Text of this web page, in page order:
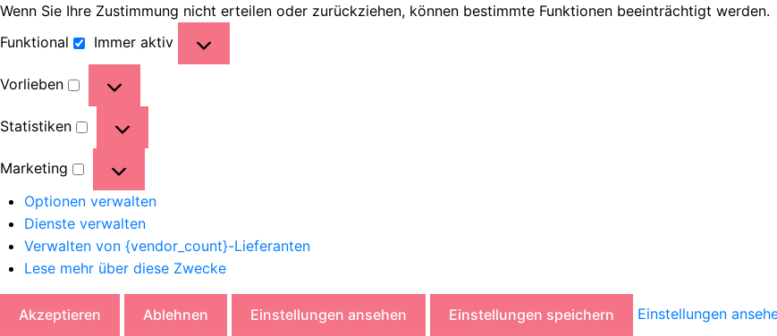
Wenn Sie Ihre Zustimmung nicht erteilen oder zurückziehen, können bestimmte Funktionen beeinträchtigt werden.
Funktional
Immer aktiv
Vorlieben
Statistiken
Marketing
Optionen verwalten
Dienste verwalten
Verwalten von {vendor_count}-Lieferanten
Lese mehr über diese Zwecke
Akzeptieren Ablehnen Einstellungen ansehen Einstellungen speichern
Einstellungen